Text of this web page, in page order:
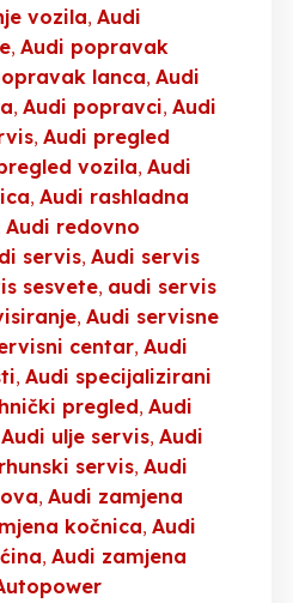
vozila Audi
Audi popravak
lanca Audi
Audi popravci Audi
Audi pregled
vozila Audi
Audi rashladna
Audi redovno
servis Audi servis
sesvete audi servis
Audi servisne
centar Audi
Audi specijalizirani
pregled Audi
Audi ulje servis Audi
servis Audi
Audi zamjena
kočnica Audi
Audi zamjena